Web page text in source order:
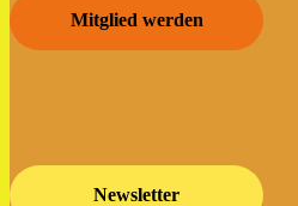
Mitglied werden
Newsletter